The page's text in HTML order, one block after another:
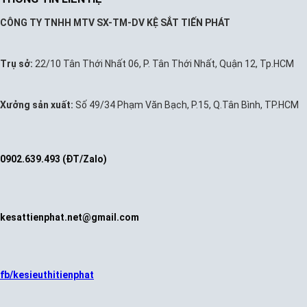
CÔNG TY TNHH MTV SX-TM-DV KỆ SẮT TIẾN PHÁT
Trụ sở: 22/10 Tân Thới Nhất 06, P. Tân Thới Nhất, Quận 12, Tp.HCM
Xưởng sản xuất: Số 49/34 Phạm Văn Bạch, P.15, Q.Tân Bình, TP.HCM
0902.639.493 (ĐT/Zalo)
kesattienphat.net@gmail.com
fb/kesieuthitienphat